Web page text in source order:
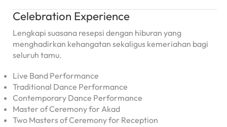
Celebration Experience
Lengkapi suasana resepsi dengan hiburan yang
menghadirkan kehangatan sekaligus kemeriahan bagi
seluruh tamu.
Live Band Performance
Traditional Dance Performance
Contemporary Dance Performance
Master of Ceremony for Akad
Two Masters of Ceremony for Reception